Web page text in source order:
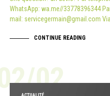
WhatsApp: wa.me//33778396344
mail: servicegermain@gmail.com
CONTINUE READING
02